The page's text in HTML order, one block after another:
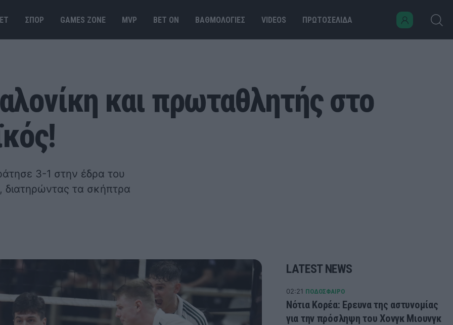
ΣΠΟΡ GAMES ΖΟΝΕ MVP BET ΟΝ ΒΑΘΜΟΛΟΓΙΕΣ VIDEOS ΠΡΩΤΟΣΕΛΙΔΑ
και πρωταθλητής στο
3-1 στην έδρα του
διατηρώντας τα σκήπτρα
LATEST NEWS
02:21 ΠΟΔΟΣΦΑΙΡΟ
Νότια Κορέα: Ερευνα της αστυνομίας
για την πρόσληψη του Χονγκ Μιουνγκ